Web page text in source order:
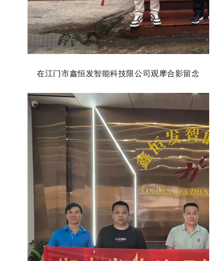
在江门市鑫恒发智能科技限公司观摩合影留念